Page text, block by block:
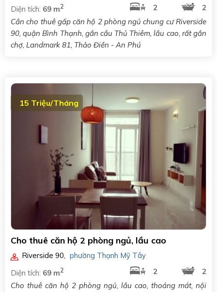
Diện tích: 69 m2 2
2
Cần cho thuê gấp căn hộ 2 phòng ngủ chung cư Riverside
90, quận Bình Thạnh, gần cầu Thủ Thiêm, lầu cao, rất gần
chợ, Landmark 81, Thảo Điền - An Phú
15 Triệu/Tháng
Cho thuê căn hộ 2 phòng ngủ, lầu cao
Riverside 90, phường Thạnh Mỹ Tây
Diện tích: 69 m2 2
2
Cho thuê căn hộ 2 phòng ngủ, lầu cao, thoáng mát, nội